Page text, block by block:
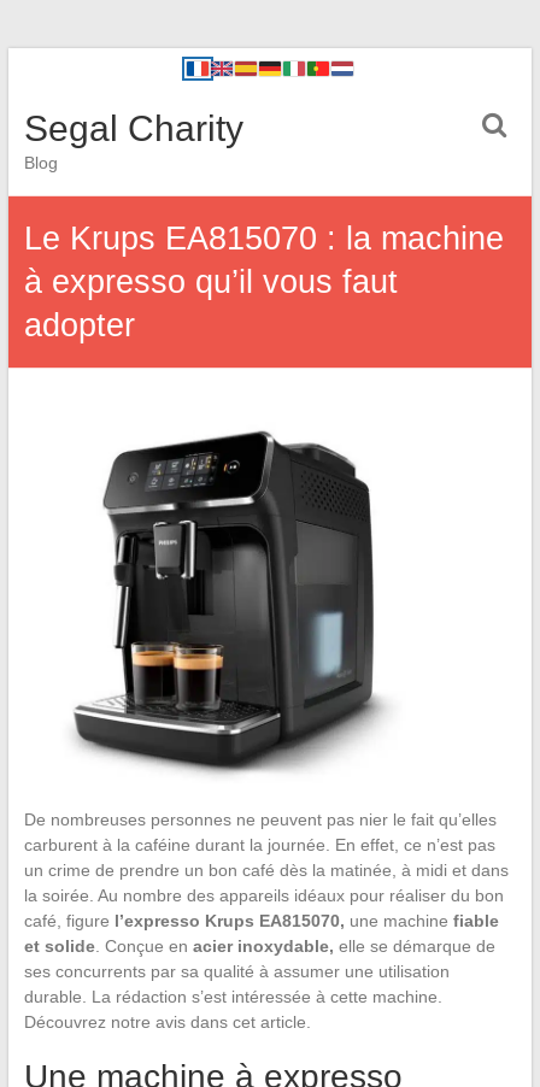
Segal Charity
Blog
Le Krups EA815070 : la machine
à expresso qu’il vous faut
adopter
De nombreuses personnes ne peuvent pas nier le fait qu’elles
carburent à la caféine durant la journée. En effet, ce n’est pas
un crime de prendre un bon café dès la matinée, à midi et dans
la soirée. Au nombre des appareils idéaux pour réaliser du bon
café, figure l’expresso Krups EA815070, une machine fiable
et solide. Conçue en acier inoxydable, elle se démarque de
ses concurrents par sa qualité à assumer une utilisation
durable. La rédaction s’est intéressée à cette machine.
Découvrez notre avis dans cet article.
Une machine à expresso